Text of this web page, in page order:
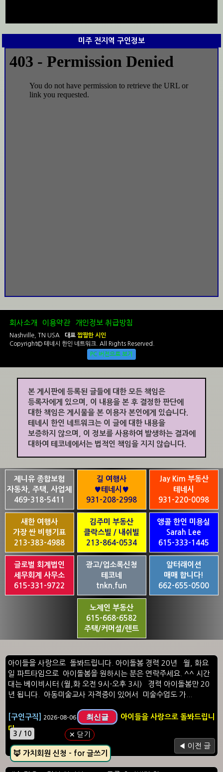
미주 전지역 구인정보
회사소개 이용약관 개인정보 취급방침
Nashville, TN USA 대표 짭짤한 시인
Copyright© 테네시 한인 네트워크. All Rights Reserved.
PC 버전으로 보기
본 게시판에 등록된 글들에 대한 모든 책임은
등록자에게 있으며, 이 내용을 본 후 결정한 판단에
대한 책임은 게시물을 본 이용자 본인에게 있습니다.
테네시 한인 네트워크는 이 글에 대한 내용을
보증하지 않으며, 이 정보를 사용하여 발생하는 결과에
대하여 테코네에서는 법적인 책임을 지지 않습니다.
제니유 종합보험
자동차, 주택, 사업체
469-318-5411
길 여행사
♥테네시♥
931-208-2998
Jay Kim 부동산
테네시
931-220-0098
새한 여행사
가장 싼 비행기표
213-383-4988
김주미 부동산
클락스빌 / 내쉬빌
213-864-0534
앵콜 한인 미용실
Sarah Lee
615-333-1445
글로벌 회계법인
세무회계 사무소
615-331-9722
광고/업소록신청
테코네
tnkn.fun
알터래이션
매매 합니다!
662-655-0500
노제인 부동산
615-668-6582
주택/커머셜/렌트
아이들을 사랑으로 돌봐드립니다. 아이돌봄 경력 20년 월, 화요
일 파트타임으로 아이돌봄을 원하시는 분은 연락주세요. ^^ 시간
대는 베이비시터 (월,화 오전 9시-오후 3시) 경력 아이돌봄만 20
년 됩니다. 아동미술교사 자격증이 있어서 미술수업도 가...
[구인구직] 2026-08-06 최신글
아이들을 사랑으로 돌봐드립니
다.
◀ 이전 글
🦊 가치회원 신청 - for 글쓰기
3 / 10 ✕ 닫기